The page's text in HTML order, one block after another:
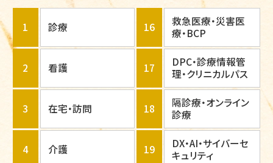
1 診療 16
救急医療・災害医
療・BCP
2 看護 17
DPC・診療情報管
理・クリニカルパス
3 在宅・訪問 18
隔診療・オンライン
診療
4 介護 19
DX・AI・サイバーセ
キュリティ